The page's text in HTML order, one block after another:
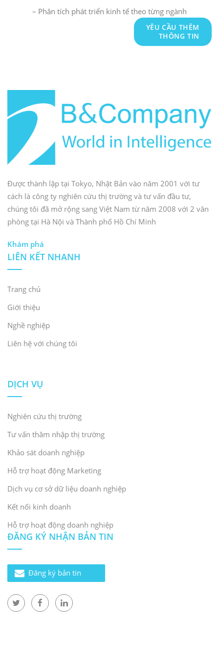
– Phân tích phát triển kinh tế theo từng ngành
YÊU CẦU THÊM
THÔNG TIN
Được thành lập tại Tokyo, Nhật Bản vào năm 2001 với tư
cách là công ty nghiên cứu thị trường và tư vấn đầu tư,
chúng tôi đã mở rộng sang Việt Nam từ năm 2008 với 2 văn
phòng tại Hà Nội và Thành phố Hồ Chí Minh
Khám phá
LIÊN KẾT NHANH
Trang chủ
Giới thiệu
Nghề nghiệp
Liên hệ với chúng tôi
DỊCH VỤ
Nghiên cứu thị trường
Tư vấn thâm nhập thị trường
Khảo sát doanh nghiệp
Hỗ trợ hoạt động Marketing
Dịch vụ cơ sở dữ liệu doanh nghiệp
Kết nối kinh doanh
Hỗ trợ hoạt động doanh nghiệp
ĐĂNG KÝ NHẬN BẢN TIN
Đăng ký bản tin